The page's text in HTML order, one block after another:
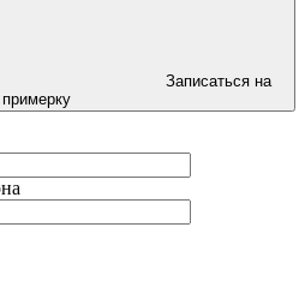
Записаться на
примерку